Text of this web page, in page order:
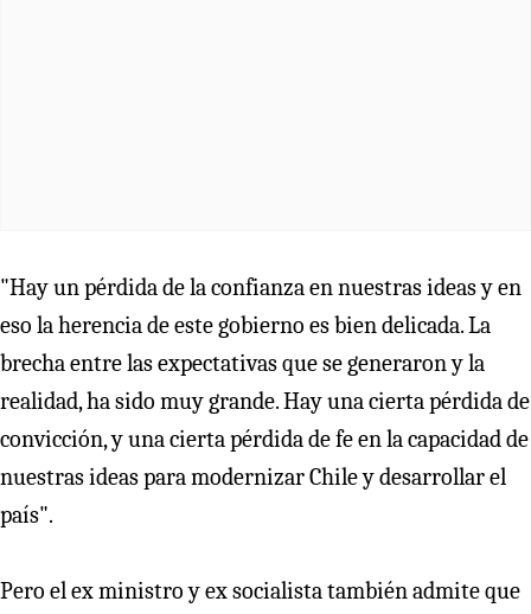
"Hay un pérdida de la confianza en nuestras ideas y en
eso la herencia de este gobierno es bien delicada. La
brecha entre las expectativas que se generaron y la
realidad, ha sido muy grande. Hay una cierta pérdida de
convicción, y una cierta pérdida de fe en la capacidad de
nuestras ideas para modernizar Chile y desarrollar el
país".
Pero el ex ministro y ex socialista también admite que